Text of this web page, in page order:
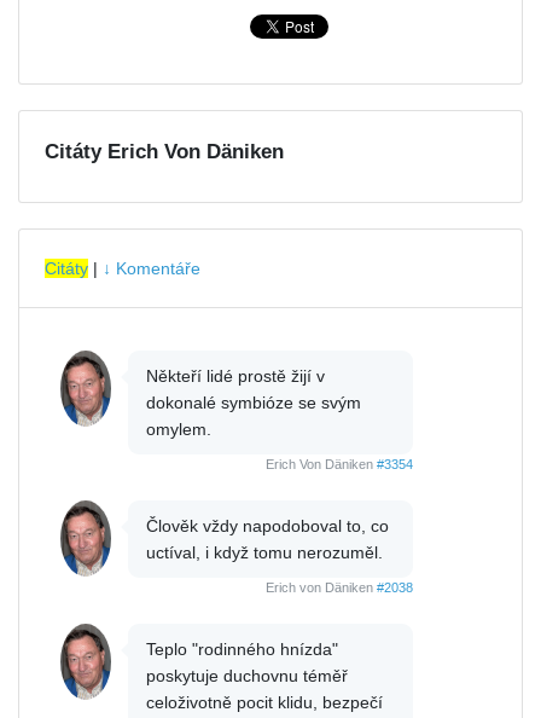
Citáty Erich Von Däniken
Citáty | ↓ Komentáře
Někteří lidé prostě žijí v
dokonalé symbióze se svým
omylem.
Erich Von Däniken #3354
Člověk vždy napodoboval to, co
uctíval, i když tomu nerozuměl.
Erich von Däniken #2038
Teplo "rodinného hnízda"
poskytuje duchovnu téměř
celoživotně pocit klidu, bezpečí